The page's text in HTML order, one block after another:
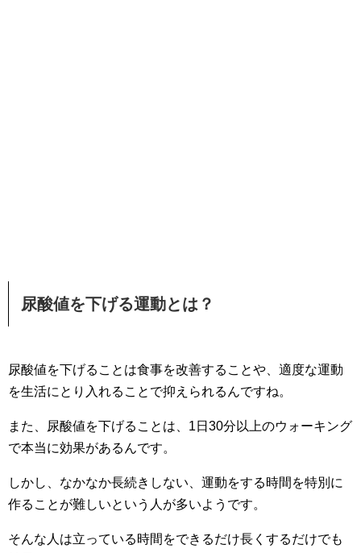
尿酸値を下げる運動とは？
尿酸値を下げることは食事を改善することや、適度な運動
を生活にとり入れることで抑えられるんですね。
また、尿酸値を下げることは、1日30分以上のウォーキング
で本当に効果があるんです。
しかし、なかなか長続きしない、運動をする時間を特別に
作ることが難しいという人が多いようです。
そんな人は立っている時間をできるだけ長くするだけでも